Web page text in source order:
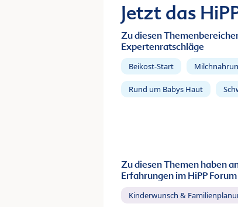
Jetzt das
Zu diesen
Expertenratschläge
Beikost-Start
Rund um Babys Haut
Zu diesen Themen haben
Erfahrungen im HiPP
Kinderwunsch &